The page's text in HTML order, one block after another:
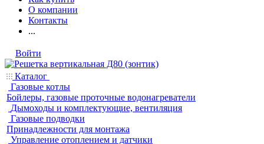
О компании
Контакты
...
Войти
Каталог
Газовые котлы
Бойлеры, газовые проточные водонагреватели
Дымоходы и комплектующие, вентиляция
Газовые подводки
Принадлежности для монтажа
Управление отоплением и датчики